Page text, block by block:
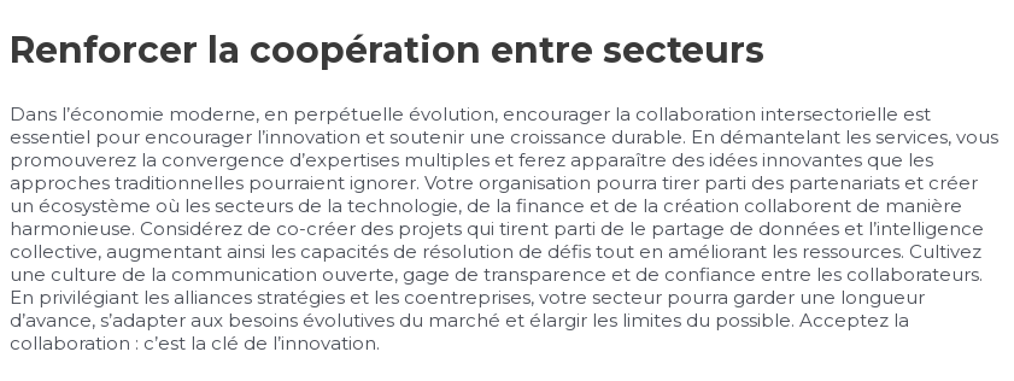
Renforcer la coopération entre secteurs
Dans l’économie moderne, en perpétuelle évolution, encourager la collaboration intersectorielle est
essentiel pour encourager l’innovation et soutenir une croissance durable. En démantelant les services, vous
promouverez la convergence d’expertises multiples et ferez apparaître des idées innovantes que les
approches traditionnelles pourraient ignorer. Votre organisation pourra tirer parti des partenariats et créer
un écosystème où les secteurs de la technologie, de la finance et de la création collaborent de manière
harmonieuse. Considérez de co-créer des projets qui tirent parti de le partage de données et l’intelligence
collective, augmentant ainsi les capacités de résolution de défis tout en améliorant les ressources. Cultivez
une culture de la communication ouverte, gage de transparence et de confiance entre les collaborateurs.
En privilégiant les alliances stratégies et les coentreprises, votre secteur pourra garder une longueur
d’avance, s’adapter aux besoins évolutives du marché et élargir les limites du possible. Acceptez la
collaboration : c’est la clé de l’innovation.